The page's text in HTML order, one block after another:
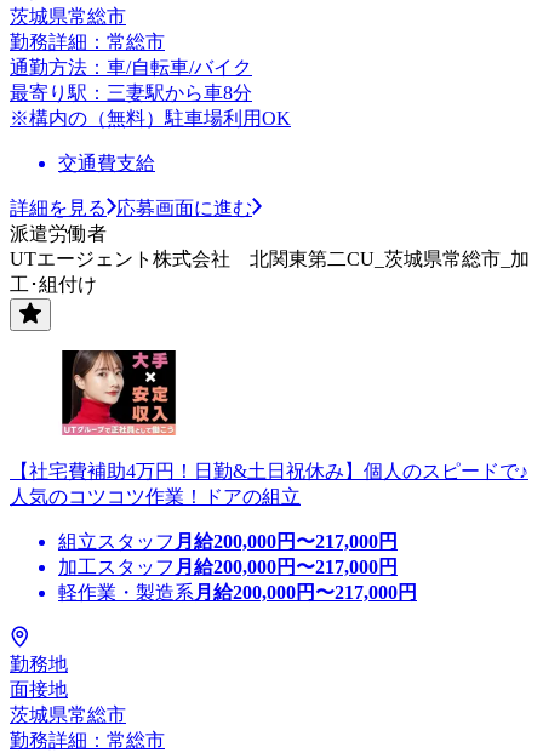
茨城県常総市
勤務詳細：常総市
通勤方法：車/自転車/バイク
最寄り駅：三妻駅から車8分
※構内の（無料）駐車場利用OK
交通費支給
詳細を見る
応募画面に進む
派遣労働者
UTエージェント株式会社 北関東第二CU_茨城県常総市_加
工･組付け
【社宅費補助4万円！日勤&土日祝休み】個人のスピードで♪
人気のコツコツ作業！ドアの組立
組立スタッフ 月給200,000円〜217,000円
加工スタッフ 月給200,000円〜217,000円
軽作業・製造系 月給200,000円〜217,000円
勤務地
面接地
茨城県常総市
勤務詳細：常総市